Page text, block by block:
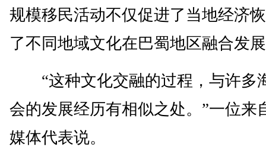
规模移民活动不仅促进了当地经济
了不同地域文化在巴蜀地区融合发
“这种文化交融的过程，与许多
会的发展经历有相似之处。”一位来
媒体代表说。